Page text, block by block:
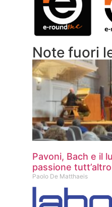
Note fuori
Pavoni, Bach e il
passione
Paolo De Matthaeis